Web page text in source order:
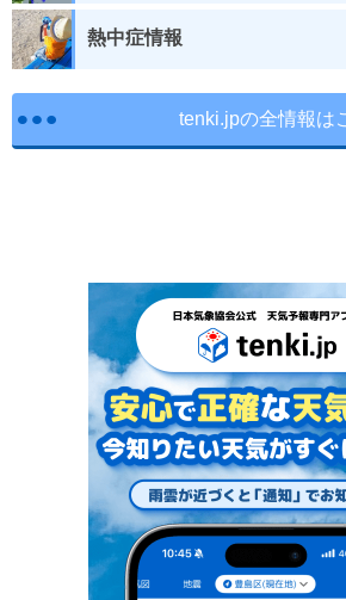
熱中症情報
tenki.jpの全情報は